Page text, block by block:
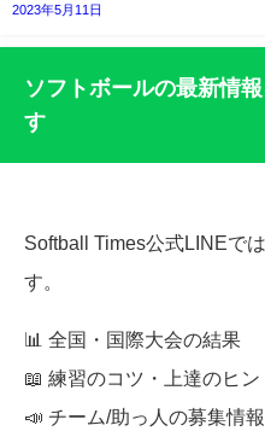
2023年5月11日
ソフトボールの最新情
す
Softball Times公式LINEで
す。
📊 全国・国際大会の結果
📖 練習のコツ・上達のヒン
📣 チーム/助っ人の募集情報